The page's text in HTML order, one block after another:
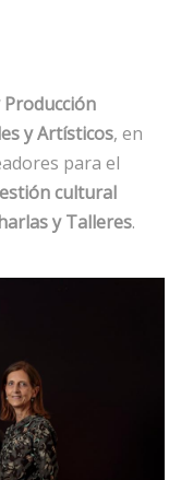
y Artísticos, en
para el
cultural
y Talleres.